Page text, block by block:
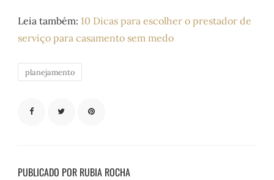
Leia também:10 Dicas para escolher o prestador de
serviço para casamento sem medo
planejamento
PUBLICADO POR RUBIA ROCHA